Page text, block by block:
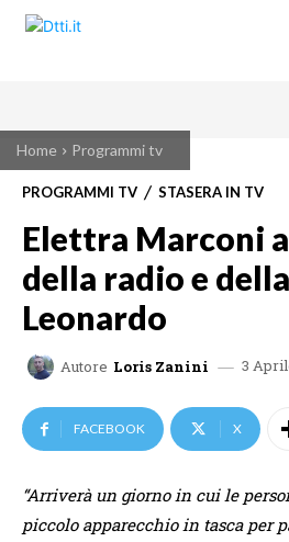
Home Programmi tv
PROGRAMMI TV STASERA IN TV
Elettra Marconi
della radio e
Leonardo
Autore Loris Zanini 3
FACEBOOK X
“Arriverà un giorno in cui le
piccolo apparecchio in tasca per